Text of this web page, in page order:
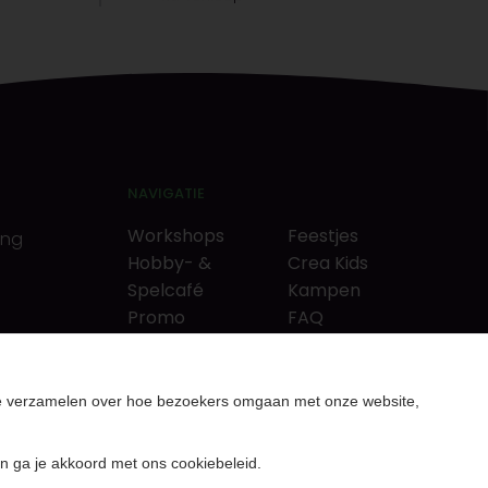
NAVIGATIE
Workshops
Hobby- &
Spelcafé
Promo
Over ons
Feestjes
Crea Kids
Kampen
FAQ
over hoe bezoekers omgaan met onze website,
ga je akkoord met ons cookiebeleid.